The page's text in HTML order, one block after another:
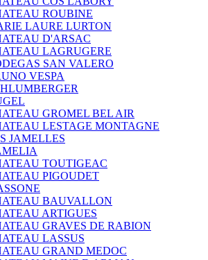
ROUBINE
LAURE LURTON
D'ARSAC
LAGRUGERE
SAN VALERO
VESPA
GROMEL BEL AIR
LESTAGE MONTAGNE
JAMELLES
TOUTIGEAC
PIGOUDET
BAUVALLON
ARTIGUES
GRAVES DE RABION
LASSUS
GRAND MEDOC